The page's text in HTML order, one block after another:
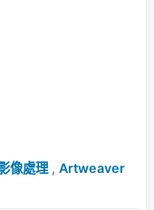
像處理 , Artweaver